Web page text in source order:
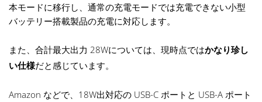
本モードに移行し、通常の充電モードでは充電できない小型
バッテリー搭載製品の充電に対応します。
また、合計最大出力 28Wについては、現時点ではかなり珍し
い仕様だと感じています。
Amazon などで、18W出対応の USB-C ポートと USB-A ポート